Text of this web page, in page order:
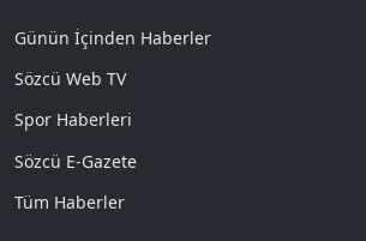
Günün İçinden Haberler
Sözcü Web TV
Spor Haberleri
Sözcü E-Gazete
Tüm Haberler